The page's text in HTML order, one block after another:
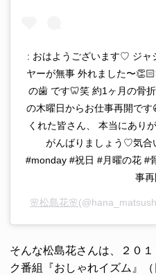
: おはようございます♡ ジャ
ヤーが無事 外れました〜
の歯 です🦷笑 約1ヶ月の骨
の木曜日からお仕事再開で
くれた皆さん、 本当にあり
がんばりましょう♡気
#monday #祝日 #月曜の花 #
事再
🌸松島花🌸
そんな松島花さんは、２０
ク番組『おしゃれイズム』